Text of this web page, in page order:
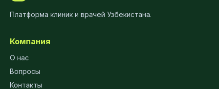
Платформа клиник и врачей Узбекистана.
Компания
О нас
Вопросы
Контакты